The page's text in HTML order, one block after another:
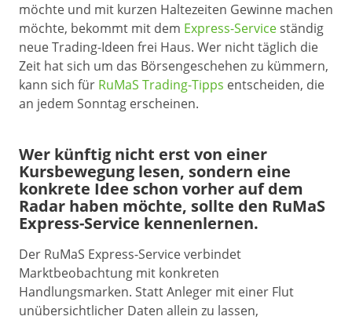
möchte und mit kurzen Haltezeiten Gewinne machen
möchte, bekommt mit dem Express-Serviceständig
neue Trading-Ideen frei Haus. Wer nicht täglich die
Zeit hat sich um das Börsengeschehen zu kümmern,
kann sich für RuMaS Trading-Tipps entscheiden, die
an jedem Sonntag erscheinen.
Wer künftig nicht erst von einer
Kursbewegung lesen, sondern eine
konkrete Idee schon vorher auf dem
Radar haben möchte, sollte den RuMaS
Express-Service kennenlernen.
Der RuMaS Express-Service verbindet
Marktbeobachtung mit konkreten
Handlungsmarken. Statt Anleger mit einer Flut
unübersichtlicher Daten allein zu lassen,